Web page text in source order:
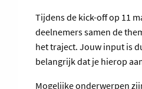
Tijdens de kick-off op 11
deelnemers samen de
het traject. Jouw input is
belangrijk dat je hierop
Mogelijke onderwerpen